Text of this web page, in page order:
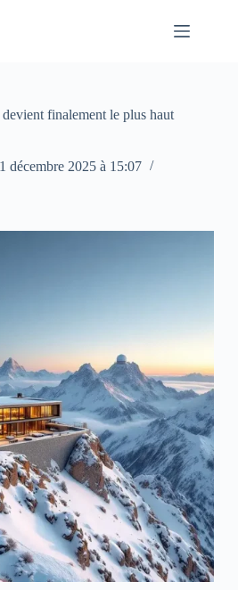
finalement le plus haut
1 décembre 2025 à 15:07